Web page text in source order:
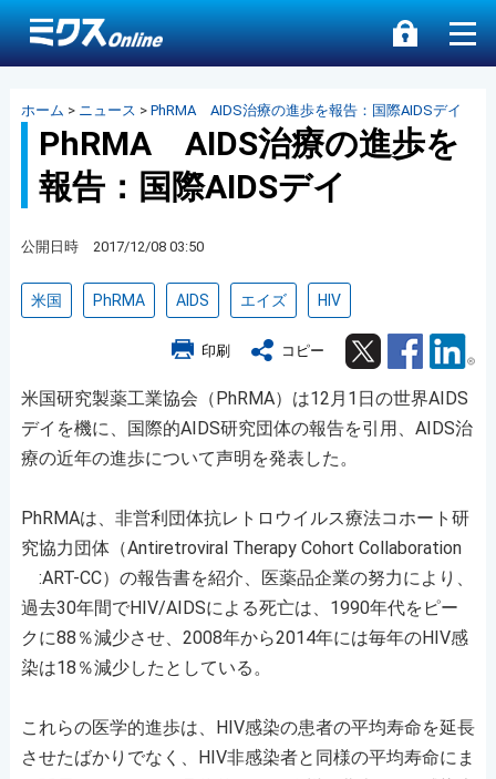
ホーム > ニュース > PhRMA AIDS治療の進歩を報告：国際AIDSデイ
PhRMA AIDS治療の進歩を
報告：国際AIDSデイ
公開日時 2017/12/08 03:50
米国 PhRMA AIDS エイズ HIV
印刷 コピー Twitter Facebook
米国研究製薬工業協会（PhRMA）は12月1日の世界AIDS
デイを機に、国際的AIDS研究団体の報告を引用、AIDS治
療の近年の進歩について声明を発表した。
PhRMAは、非営利団体抗レトロウイルス療法コホート研
究協力団体（Antiretroviral Therapy Cohort Collaboration
:ART-CC）の報告書を紹介、医薬品企業の努力により、
過去30年間でHIV/AIDSによる死亡は、1990年代をピー
クに88％減少させ、2008年から2014年には毎年のHIV感
染は18％減少したとしている。
これらの医学的進歩は、HIV感染の患者の平均寿命を延長
させたばかりでなく、HIV非感染者と同様の平均寿命にま